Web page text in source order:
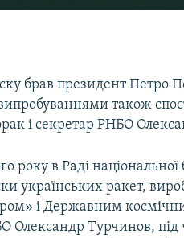
брав президент Петро
також
і секретар РНБО
року в Раді
українських ракет,
і Державним
Олександр Турчинов, під